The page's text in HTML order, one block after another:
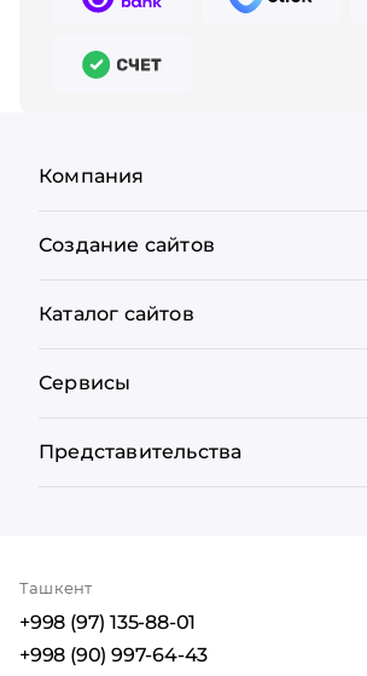
Компания
Создание сайтов
Каталог сайтов
Сервисы
Представительства
Ташкент
+998 (97) 135-88-01
+998 (90) 997-64-43